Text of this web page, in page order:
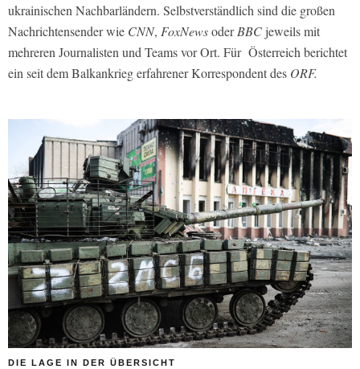
ukrainischen Nachbarländern. Selbstverständlich sind die großen
Nachrichtensender wie CNN, FoxNewsoderBBC jeweils mit
mehreren Journalisten und Teams vor Ort. Für Österreich berichtet
ein seit dem Balkankrieg erfahrener Korrespondent des ORF.
DIE LAGE IN DER ÜBERSICHT